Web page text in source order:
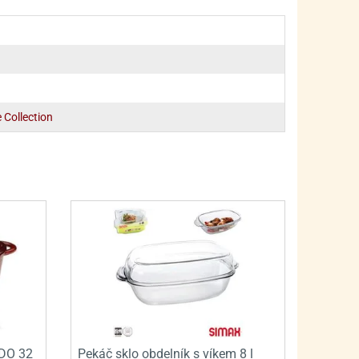
Collection
32
Pekáč sklo obdelník s víkem 8 l